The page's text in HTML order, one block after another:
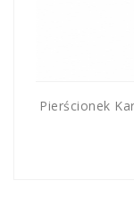
Pierścionek